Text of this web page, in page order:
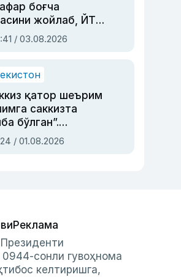
боғча
жойлаб, ЙТҲ
этган аёлга суд
ўқилди
/ 03.08.2026
қатор шеърим
саккизта
бўлган”.
Ориповни
айбловлардан
/ 01.08.2026
Реклама
сонли гувоҳнома
келтиришга,